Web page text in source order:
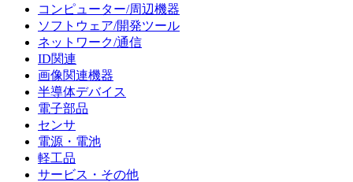
コンピューター/周辺機器
ソフトウェア/開発ツール
ネットワーク/通信
ID関連
画像関連機器
半導体デバイス
電子部品
センサ
電源・電池
軽工品
サービス・その他